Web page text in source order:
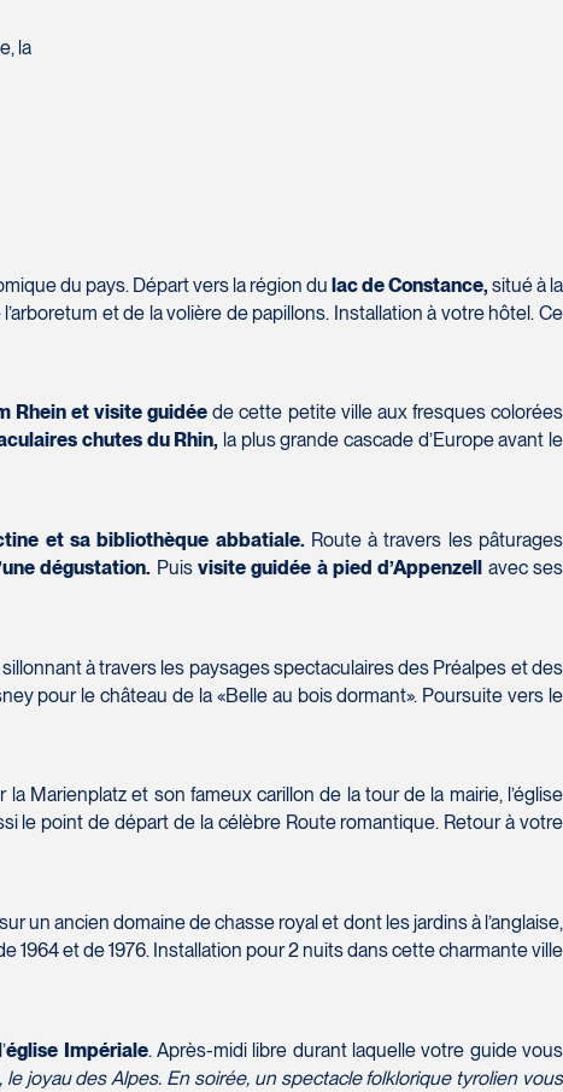
la
du pays. Départ vers la région du lac de Constance, situé à la
et de la volière de papillons. Installation à votre hôtel. Ce
Rhein et visite guidée de cette petite ville aux fresques colorées
chutes du Rhin, la plus grande cascade d’Europe avant le
et sa bibliothèque abbatiale. Route à travers les pâturages
dégustation. Puisvisite guidée à pied d’Appenzell avec ses
à travers les paysages spectaculaires des Préalpes et des
pour le château de la «Belle au bois dormant». Poursuite vers le
la Marienplatz et son fameux carillon de la tour de la mairie, l’église
le point de départ de la célèbre Route romantique. Retour à votre
un ancien domaine de chasse royal et dont les jardins à l’anglaise,
1964 et de 1976. Installation pour 2 nuits dans cette charmante ville
église Impériale. Après-midi libre durant laquelle votre guide vous
joyau des Alpes. En soirée, un spectacle folklorique tyrolien vous